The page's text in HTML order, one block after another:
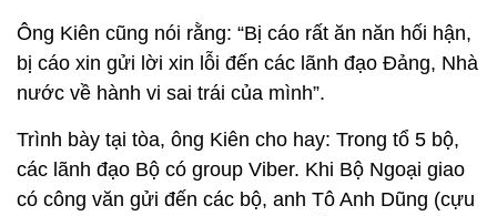
Ông Kiên cũng nói rằng: “Bị cáo rất ăn năn hối hận,
bị cáo xin gửi lời xin lỗi đến các lãnh đạo Đảng, Nhà
nước về hành vi sai trái của mình”.
Trình bày tại tòa, ông Kiên cho hay: Trong tổ 5 bộ,
các lãnh đạo Bộ có group Viber. Khi Bộ Ngoại giao
có công văn gửi đến các bộ, anh Tô Anh Dũng (cựu